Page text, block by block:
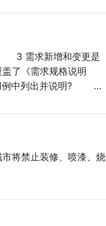
3 需求新增和变更是
了《需求规格说明
例中列出并说明? 8
将禁止装修、喷漆、烧